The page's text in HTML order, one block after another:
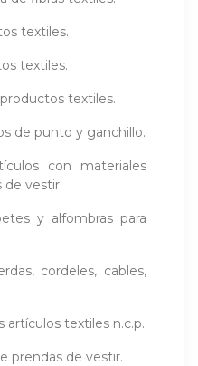
textiles.
textiles.
textiles.
de punto y ganchillo.
con materiales
de vestir.
y alfombras para
cordeles, cables,
artículos textiles n.c.p.
prendas de vestir.